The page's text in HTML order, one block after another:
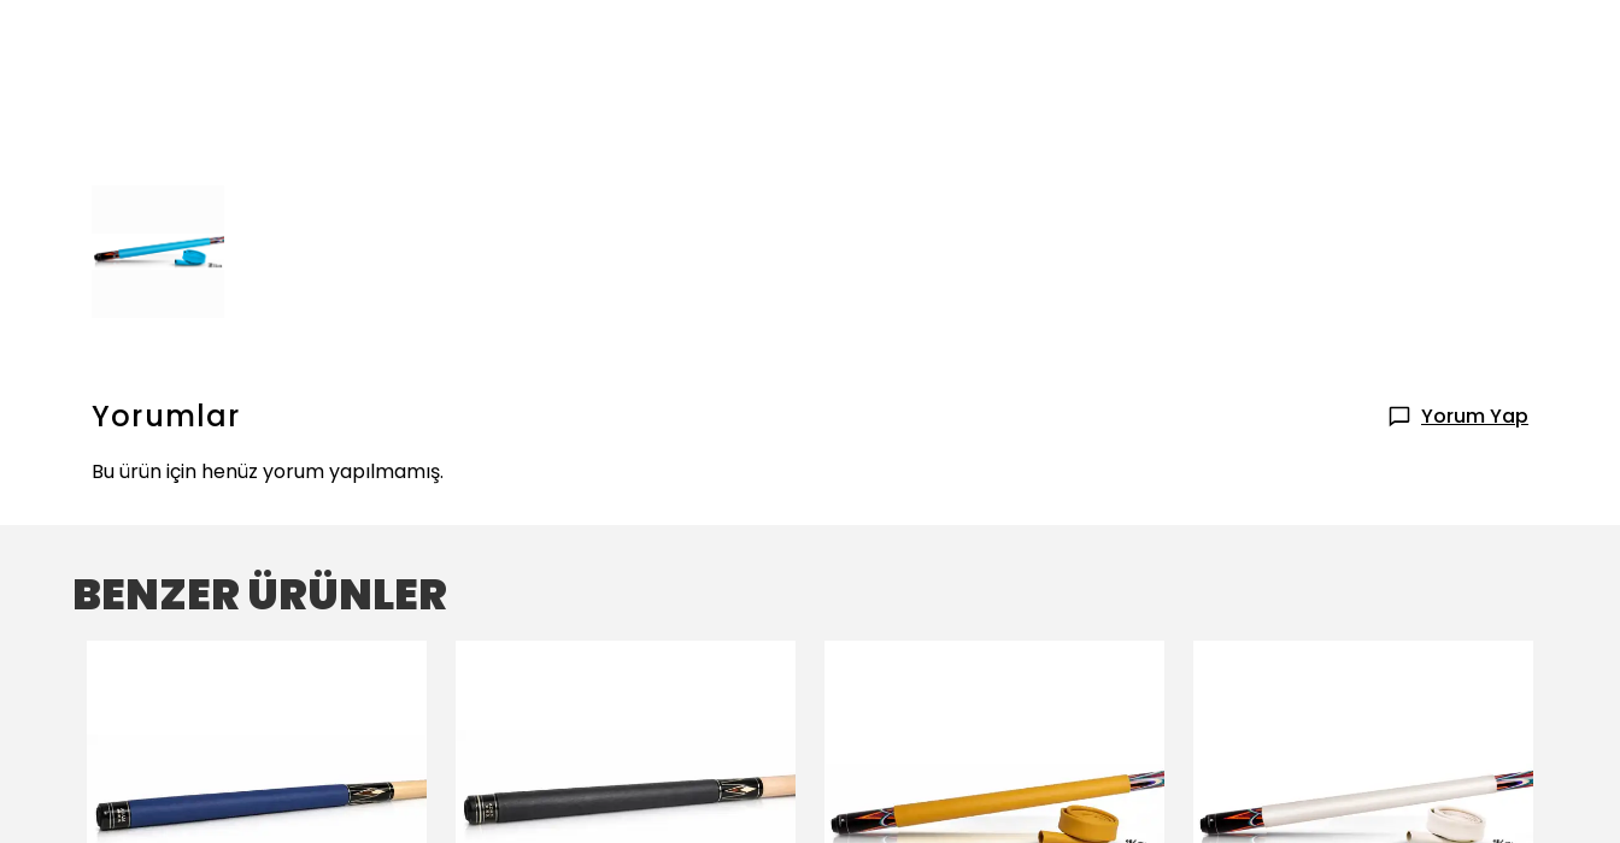
Yorumlar
Yorum Yap
Bu ürün için henüz yorum yapılmamış.
BENZER ÜRÜNLER